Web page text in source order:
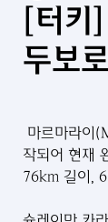
[터키
두보
마르마라이
작되어 현재
76km 길이,